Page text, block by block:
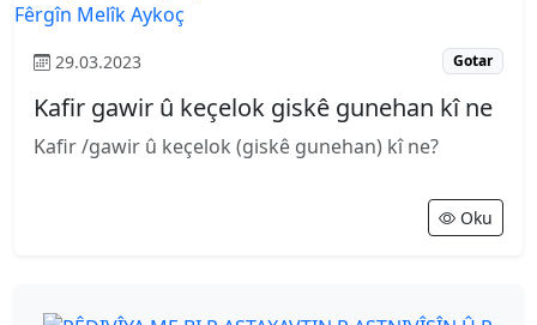
Fêrgîn Melîk Aykoç
29.03.2023 Gotar
Kafir gawir û keçelok giskê gunehan kî ne
Kafir /gawir û keçelok (giskê gunehan) kî ne?
Oku